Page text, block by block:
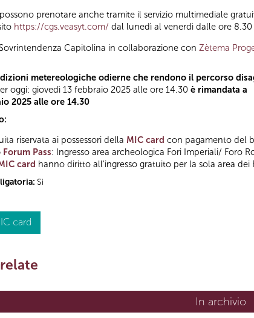
prenotare anche tramite il servizio multimediale
https://cgs.veasyt.com/ dal lunedì al venerdì dalle ore
Capitolina in collaborazione con Zètema
metereologiche odierne che rendono il percorso
oggi: giovedì 13 febbraio 2025 alle ore 14.30 è rimandata a
2025 alle ore 14.30
riservata ai possessori della MIC card con pagamento del
Forum Pass: Ingresso area archeologica Fori Imperiali/ Foro
card hanno diritto all'ingresso gratuito per la sola area dei
Sì
card
In archivio